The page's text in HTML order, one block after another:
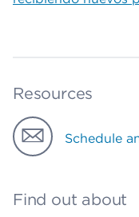
Resources
Schedule
Find out about